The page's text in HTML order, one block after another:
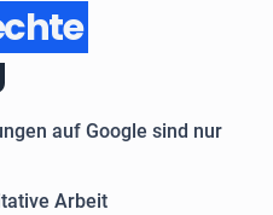
auf Google sind nur
Arbeit